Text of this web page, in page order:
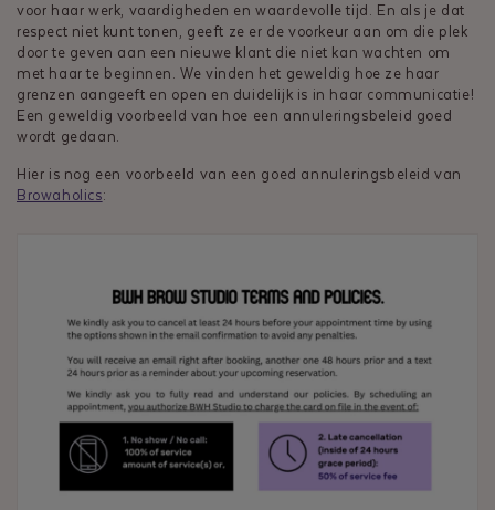
voor haar werk, vaardigheden en waardevolle tijd. En als je dat
respect niet kunt tonen, geeft ze er de voorkeur aan om die plek
door te geven aan een nieuwe klant die niet kan wachten om
met haar te beginnen. We vinden het geweldig hoe ze haar
grenzen aangeeft en open en duidelijk is in haar communicatie!
Een geweldig voorbeeld van hoe een annuleringsbeleid goed
wordt gedaan.
Hier is nog een voorbeeld van een goed annuleringsbeleid van
Browaholics: